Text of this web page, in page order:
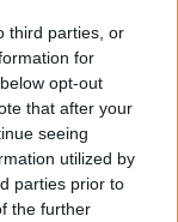
third parties, or
for
opt-out
that after your
seeing
utilized by
parties prior to
the further